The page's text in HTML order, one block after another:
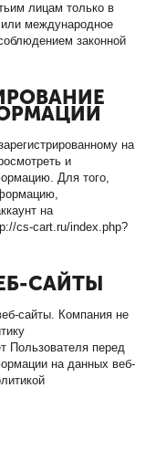
лицам только в
или международное
законной
на
и
Для того,
на
cs-cart.ru/index.php?
САЙТЫ
сайты. Компания не
Пользователя перед
на данных веб-